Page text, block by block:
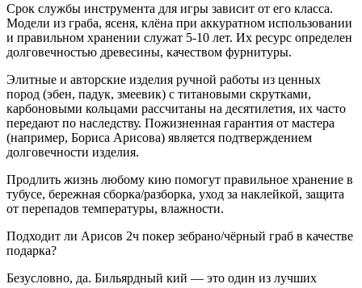
Срок службы инструмента для игры зависит от его класса.
Модели из граба, ясеня, клёна при аккуратном использовании
и правильном хранении служат 5-10 лет. Их ресурс определен
долговечностью древесины, качеством фурнитуры.
Элитные и авторские изделия ручной работы из ценных
пород (эбен, падук, змеевик) с титановыми скрутками,
карбоновыми кольцами рассчитаны на десятилетия, их часто
передают по наследству. Пожизненная гарантия от мастера
(например, Бориса Арисова) является подтверждением
долговечности изделия.
Продлить жизнь любому кию помогут правильное хранение в
тубусе, бережная сборка/разборка, уход за наклейкой, защита
от перепадов температуры, влажности.
Подходит ли Арисов 2ч покер зебрано/чёрный граб в качестве
подарка?
Безусловно, да. Бильярдный кий — это один из лучших